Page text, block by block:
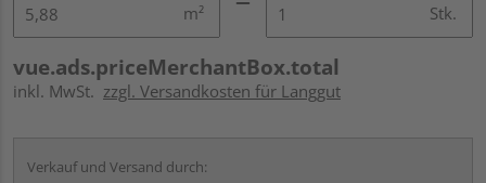
m² Stk.
vue.ads.priceMerchantBox.total
inkl. MwSt. zzgl. Versandkosten für Langgut
Verkauf und Versand durch: